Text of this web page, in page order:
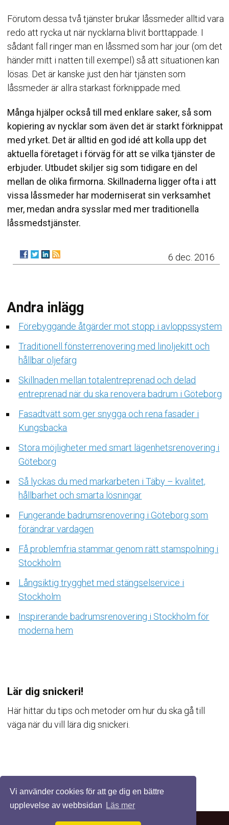
Vi använder cookies för att ge dig en bättre
upplevelse av webbsidan
Läs mer
Förutom dessa två tjänster brukar låssmeder alltid vara
redo att rycka ut när nycklarna blivit borttappade. I
sådant fall ringer man en låssmed som har jour (om det
händer mitt i natten till exempel) så att situationen kan
lösas. Det är kanske just den här tjänsten som
låssmeder är allra starkast förknippade med.
Många hjälper också till med enklare saker, så som
kopiering av nycklar som även det är starkt förknippat
med yrket. Det är alltid en god idé att kolla upp det
aktuella företaget i förväg för att se vilka tjänster de
erbjuder. Utbudet skiljer sig som tidigare en del
mellan de olika firmorna. Skillnaderna ligger ofta i att
vissa låssmeder har moderniserat sin verksamhet
mer, medan andra sysslar med mer traditionella
låssmedstjänster.
6 dec. 2016
Andra inlägg
Förebyggande åtgärder mot stopp i avloppssystem
Traditionell fönsterrenovering med linoljekitt och
hållbar oljefärg
Skillnaden mellan totalentreprenad och delad
entreprenad när du ska renovera badrum i Göteborg
Fasadtvätt som ger snygga och rena fasader i
Kungsbacka
Stora möjligheter med smart lägenhetsrenovering i
Göteborg
Så lyckas du med markarbeten i Täby – kvalitet,
hållbarhet och smarta lösningar
Fungerande badrumsrenovering i Göteborg som
förändrar vardagen
Få problemfria stammar genom rätt stamspolning i
Stockholm
Långsiktig trygghet med stängselservice i
Stockholm
Inspirerande badrumsrenovering i Stockholm för
moderna hem
Lär dig snickeri!
Här hittar du tips och metoder om hur du ska gå till
väga när du vill lära dig snickeri.